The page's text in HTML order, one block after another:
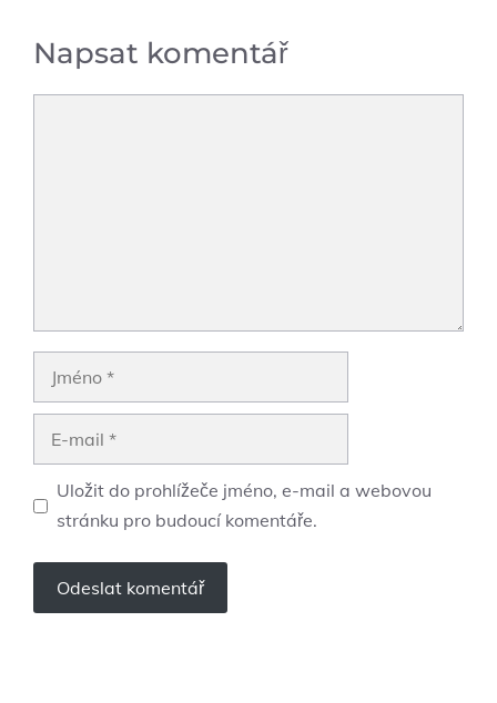
Napsat komentář
Jméno
Uložit do prohlížeče jméno, e-mail a webovou
stránku pro budoucí komentáře.